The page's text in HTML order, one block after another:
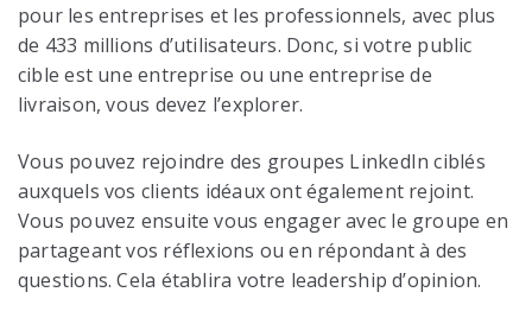
pour les entreprises et les professionnels, avec plus
de 433 millions d’utilisateurs. Donc, si votre public
cible est une entreprise ou une entreprise de
livraison, vous devez l’explorer.
Vous pouvez rejoindre des groupes LinkedIn ciblés
auxquels vos clients idéaux ont également rejoint.
Vous pouvez ensuite vous engager avec le groupe en
partageant vos réflexions ou en répondant à des
questions. Cela établira votre leadership d’opinion.